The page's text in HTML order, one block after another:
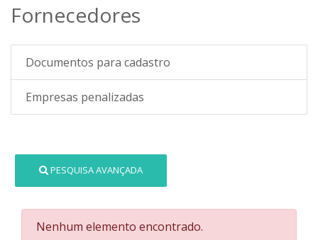
Fornecedores
Documentos para cadastro
Empresas penalizadas
PESQUISA AVANÇADA
Nenhum elemento encontrado.